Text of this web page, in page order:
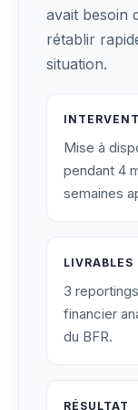
avait besoin
rétablir
situation.
Mise à
pendant 4
semaines
LIVRABLES
3
financier
du BFR.
RÉSULTAT